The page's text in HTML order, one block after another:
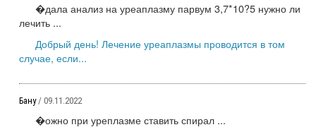
�дала анализ на уреаплазму парвум 3,7*10?5 нужно ли
лечить ...
Добрый день! Лечение уреаплазмы проводится в том
случае, если...
Бану/ 09.11.2022
�ожно при уреплазме ставить спирал ...